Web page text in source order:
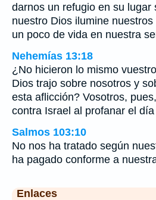
darnos un refugio en su lugar
nuestro Dios ilumine
un poco de vida en nuestra
Nehemías 13:18
¿No hicieron lo mismo
Dios trajo sobre nosotros y
esta aflicción? Vosotros,
contra Israel al profanar el
Salmos 103:10
No nos ha tratado según
ha pagado conforme a
Enlaces